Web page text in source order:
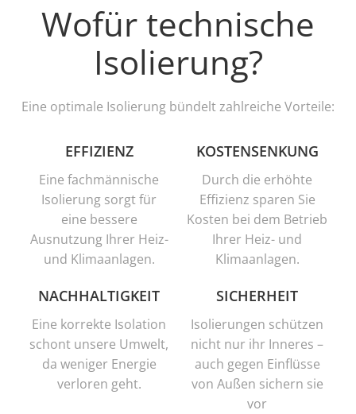
Wofür technische
Isolierung?
Eine optimale Isolierung bündelt zahlreiche Vorteile:
EFFIZIENZ
Eine fachmännische
Isolierung sorgt für
eine bessere
Ausnutzung Ihrer Heiz-
und Klimaanlagen.
KOSTENSENKUNG
Durch die erhöhte
Effizienz sparen Sie
Kosten bei dem Betrieb
Ihrer Heiz- und
Klimaanlagen.
NACHHALTIGKEIT
Eine korrekte Isolation
schont unsere Umwelt,
da weniger Energie
verloren geht.
SICHERHEIT
Isolierungen schützen
nicht nur ihr Inneres –
auch gegen Einflüsse
von Außen sichern sie
vor